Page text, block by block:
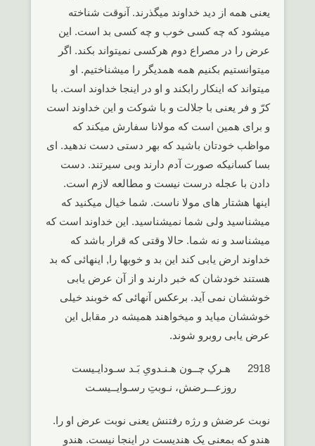
یعنی همه از دید خداوند میگذرند. آنوقت شناخته
میشود که چه کسی خوب و چه کسی بد است. این
عرض را در مصراع دوم هرکسی نمیتواند بکند. اگر
میتوانستیم بکنیم همه همدیگر را میشناختیم. او
میتواند که اینکار رابکند و او در اینجا خداوند است. با
کرّ و فر یعنی با جلالت و با شوکت و این خداوند است
و برای همین است که مولانا سفارش میکند که
مواظب خودتان باشید که بهر دستی دست ندهید. ای
بسا کسانیکه صورت آدم دارند وبی سیرتند. دست
دادن با عجله درست نیست و مطالعه لازم است.
اینها هشتار های مولا ناست. شما خیال میکنید که
میشناسید ولی شما نمیشناسید. این خداوند است که
میشناسد و نه شما. حالا وقتی که قرار باشد که
خداوند ارض یابی کند این بد و خوبها را, اینهائی که بد
هستند خودشان که خبر دارند و از آن عرض یابی
خوششان نمی آید. برعکس آنهائی که خوبند خیلی
خوششان میاید و میخواهند همیشه در مقابل این
عرض یابی روبرو شوند.
2918 هـرکِ چــون هـنـدویِ بَـد سـودایـیست
روزعـــرضش، نـوبتِ رسـوایــیسـت
نوبت عرضش و رژه رفتنش یعنی نوبت عرض او را.
هندو که بمعنی یک هندیست در اینجا نیست. هندو